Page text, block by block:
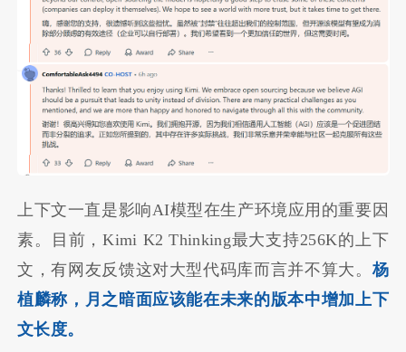
上下文一直是影响AI模型在生产环境应用的重要因
素。目前，Kimi K2 Thinking最大支持256K的上下
文，有网友反馈这对大型代码库而言并不算大。杨
植麟称，月之暗面应该能在未来的版本中增加上下
文长度。